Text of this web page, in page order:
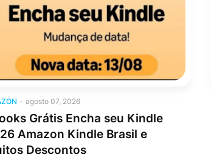
- agosto 07, 2026
Grátis Encha seu Kindle
Amazon Kindle Brasil e
Descontos